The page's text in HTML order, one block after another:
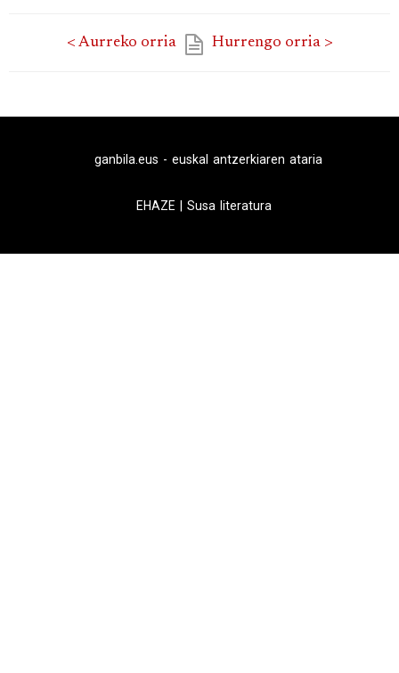
< Aurreko orria Hurrengo orria >
ganbila.eus - euskal antzerkiaren ataria
EHAZE | Susa literatura